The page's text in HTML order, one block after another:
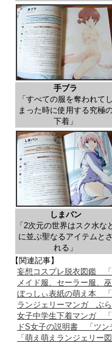
手ブラ
「すべての服を奪われてし
まった時に使用する究極
下着」
しまパン
「2次元の世界はスク水な
に並ぶ聖なるアイテムとさ
れる」
【関連記事】
妄想コスプレ脱衣図鑑 「
メイド服、セーラー服、
ぼっしぃ表紙の萌え本 「
ランジェリーマンガ ぶ
女子中学生下着マンガ
ドS女子の説明書 「ツン
「萌え萌えランジェリー